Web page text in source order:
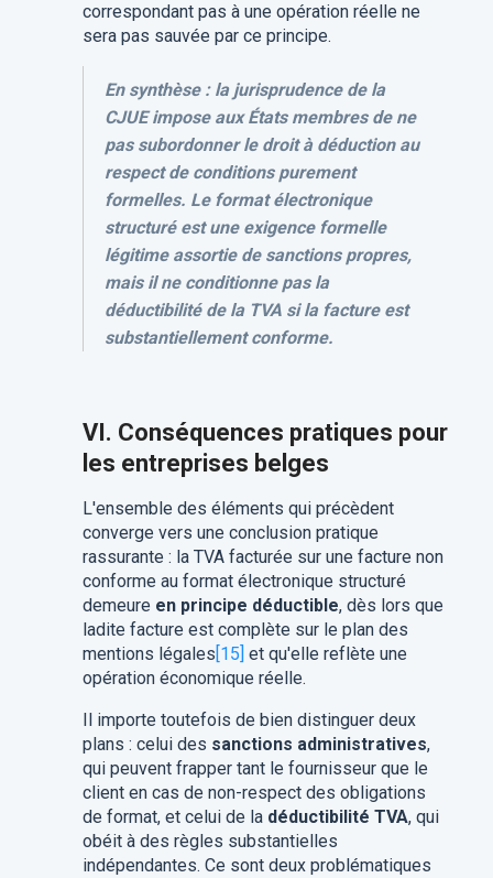
correspondant pas à une opération réelle ne
sera pas sauvée par ce principe.
En synthèse : la jurisprudence de la
CJUE impose aux États membres de ne
pas subordonner le droit à déduction au
respect de conditions purement
formelles. Le format électronique
structuré est une exigence formelle
légitime assortie de sanctions propres,
mais il ne conditionne pas la
déductibilité de la TVA si la facture est
substantiellement conforme.
VI. Conséquences pratiques pour
les entreprises belges
L'ensemble des éléments qui précèdent
converge vers une conclusion pratique
rassurante : la TVA facturée sur une facture non
conforme au format électronique structuré
demeure en principe déductible, dès lors que
ladite facture est complète sur le plan des
mentions légales[15] et qu'elle reflète une
opération économique réelle.
Il importe toutefois de bien distinguer deux
plans : celui des sanctions administratives,
qui peuvent frapper tant le fournisseur que le
client en cas de non-respect des obligations
de format, et celui de la déductibilité TVA, qui
obéit à des règles substantielles
indépendantes. Ce sont deux problématiques